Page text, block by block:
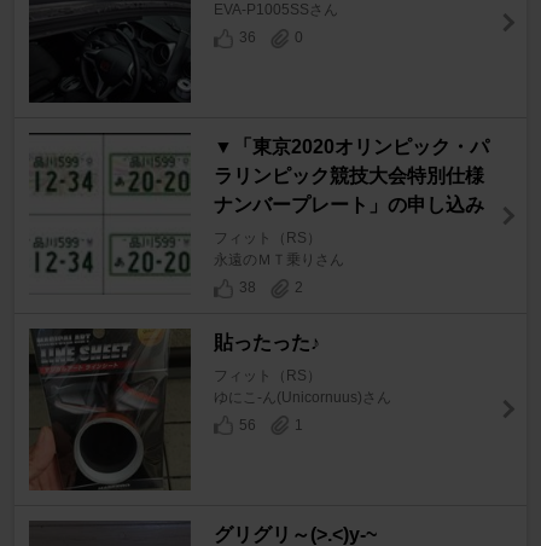
EVA-P1005SSさん
36
0
▼「東京2020オリンピック・パ
ラリンピック競技大会特別仕様
ナンバープレート」の申し込み
フィット（RS）
永遠のＭＴ乗りさん
38
2
貼ったった♪
フィット（RS）
ゆにこ-ん(Unicornuus)さん
56
1
グリグリ～(>.<)y-~